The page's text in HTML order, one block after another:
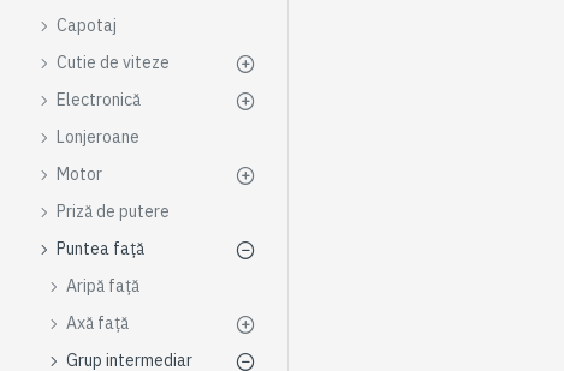
Capotaj
Cutie de viteze
Electronică
Lonjeroane
Motor
Priză de putere
Puntea față
Aripă față
Axă față
Grup intermediar